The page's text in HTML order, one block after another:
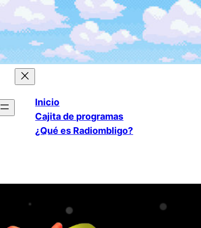
Inicio
Cajita de programas
¿Qué es Radiombligo?